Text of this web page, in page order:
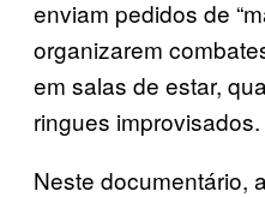
enviam pedidos de
organizarem
em salas de estar,
ringues improvisados.
Neste documentário,